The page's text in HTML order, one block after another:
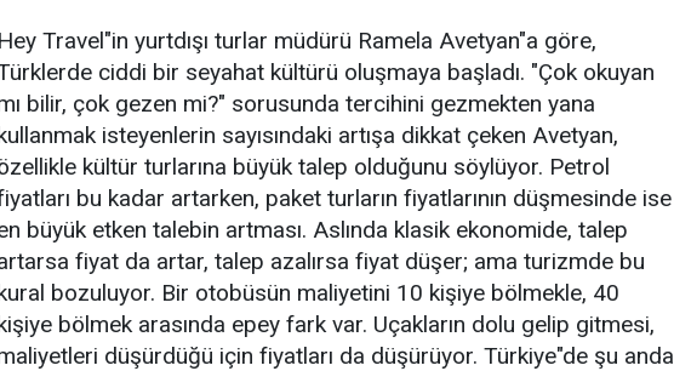
Hey Travel"in yurtdışı turlar müdürü Ramela Avetyan"a göre,
ciddi bir seyahat kültürü oluşmaya başladı. "Çok okuyan
bilir, çok gezen mi?" sorusunda tercihini gezmekten yana
isteyenlerin sayısındaki artışa dikkat çeken Avetyan,
kültür turlarına büyük talep olduğunu söylüyor. Petrol
bu kadar artarken, paket turların fiyatlarının düşmesinde ise
büyük etken talebin artması. Aslında klasik ekonomide, talep
fiyat da artar, talep azalırsa fiyat düşer; ama turizmde bu
bozuluyor. Bir otobüsün maliyetini 10 kişiye bölmekle, 40
bölmek arasında epey fark var. Uçakların dolu gelip gitmesi,
düşürdüğü için fiyatları da düşürüyor. Türkiye"de şu anda